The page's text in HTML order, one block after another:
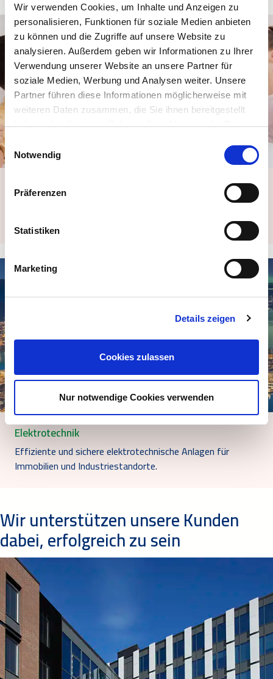
Wir verwenden Cookies, um Inhalte und Anzeigen zu
personalisieren, Funktionen für soziale Medien anbieten
zu können und die Zugriffe auf unsere Website zu
analysieren. Außerdem geben wir Informationen zu Ihrer
Verwendung unserer Website an unsere Partner für
soziale Medien, Werbung und Analysen weiter. Unsere
Partner führen diese Informationen möglicherweise mit
weiteren Daten zusammen, die Sie ihnen bereitgestellt
haben oder die sie im Rahmen Ihrer Nutzung der Dienste
Cookie-Erklärung
auf unserer Website jederzeit ändern
Einwilligungsauswahl
Notwendig
Präferenzen
Statistiken
Marketing
Details zeigen
Cookies zulassen
Nur notwendige Cookies verwenden
Design & Build
Wir bieten fachkundige Beratung und unabhängige Planung
Elektrotechnik
Effiziente und sichere elektrotechnische Anlagen für
Immobilien und Industriestandorte.
Wir unterstützen unsere Kunden
dabei, erfolgreich zu sein